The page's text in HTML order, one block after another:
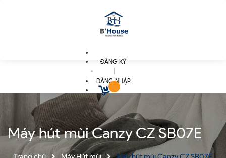
ĐĂNG KÝ
ĐĂNG NHẬP
Máy hút mùi Canzy CZ SB07E